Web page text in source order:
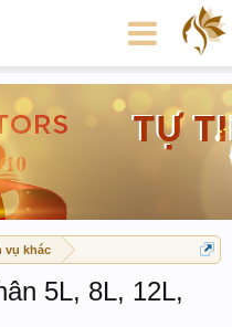
vụ khác
5L, 8L, 12L,